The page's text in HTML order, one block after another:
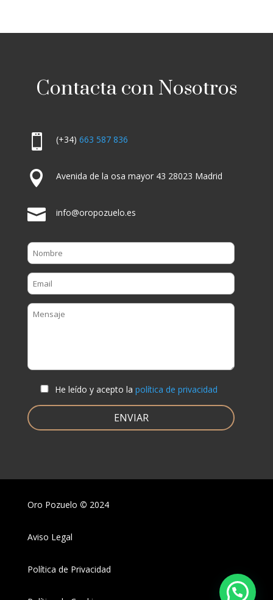
Contacta con Nosotros
 (+34) 663 587 836
 Avenida de la osa mayor 43 28023 Madrid
 info@oropozuelo.es
He leído y acepto la política de privacidad
Oro Pozuelo © 2024
Aviso Legal
Política de Privacidad